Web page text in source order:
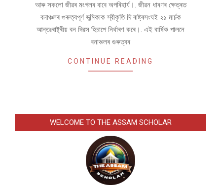
আৰু সকলো জীৱৰ মংগলৰ বাবে অপৰিহাৰ্য।. জীৱন ধাৰণৰ ক্ষেত্ৰত
বনাঞ্চলৰ গুৰুত্বপূৰ্ণ ভূমিকাক স্বীকৃতি দি ৰাষ্ট্ৰসংঘই ২১ মাৰ্চক
আন্তঃৰাষ্ট্ৰীয় বন দিৱস হিচাপে নিৰ্ধাৰণ কৰে।. এই বাৰ্ষিক পালনে
বনাঞ্চলৰ গুৰুত্বৰ
CONTINUE READING
WELCOME TO THE ASSAM SCHOLAR